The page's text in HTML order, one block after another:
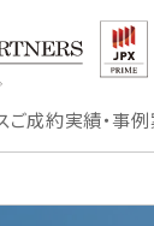
ご成約実績・事例